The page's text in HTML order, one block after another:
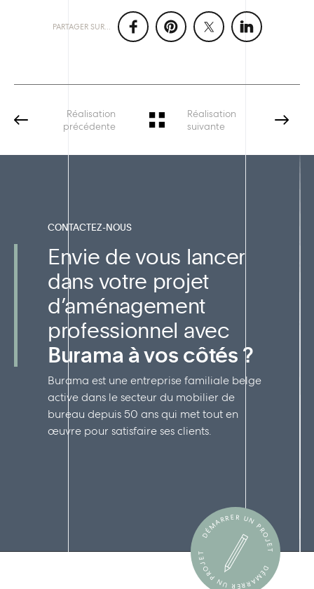
PARTAGER SUR...
Réalisation
précédente
Réalisation
suivante
CONTACTEZ-NOUS
Envie de vous lancer
dans votre projet
d’aménagement
professionnel avec
Burama à vos côtés ?
Burama est une entreprise familiale belge
active dans le secteur du mobilier de
bureau depuis 50 ans qui met tout en
œuvre pour satisfaire ses clients.
DÉMARRER UN PROJET
DÉMARRER UN PROJET